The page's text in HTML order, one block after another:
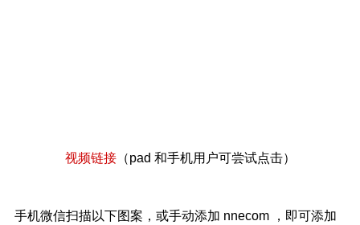
视频链接（pad 和手机用户可尝试点击）
手机微信扫描以下图案，或手动添加 nnecom ，即可添加